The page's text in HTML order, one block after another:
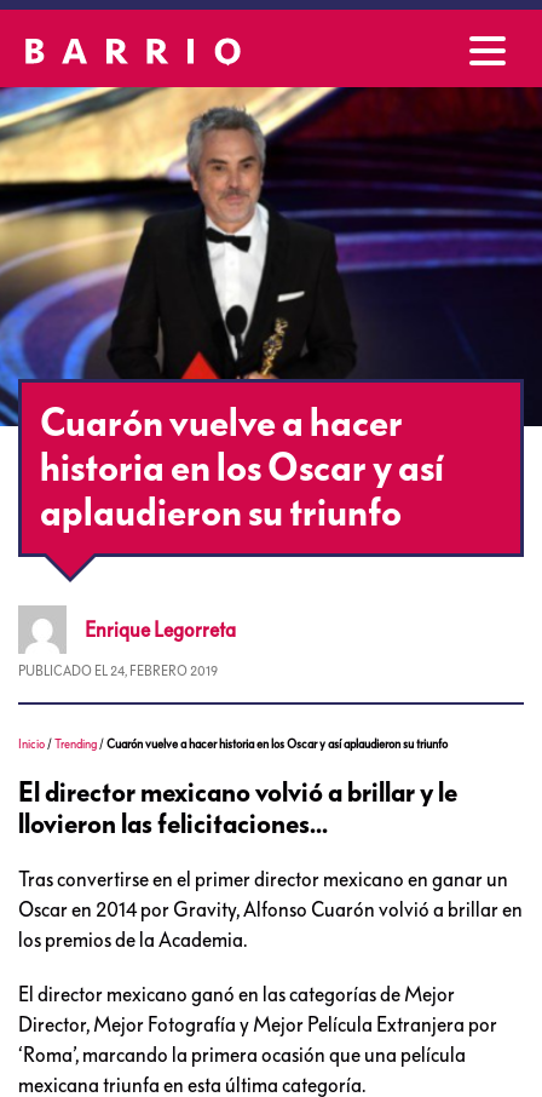
Cuarón vuelve a hacer
historia en los Oscar y así
aplaudieron su triunfo
Enrique Legorreta
PUBLICADO EL 24, FEBRERO 2019
Inicio /Trending /Cuarón vuelve a hacer historia en los Oscar y así aplaudieron su triunfo
El director mexicano volvió a brillar y le
llovieron las felicitaciones...
Tras convertirse en el primer director mexicano en ganar un
Oscar en 2014 por Gravity, Alfonso Cuarón volvió a brillar en
los premios de la Academia.
El director mexicano ganó en las categorías de Mejor
Director, Mejor Fotografía y Mejor Película Extranjera por
‘Roma’, marcando la primera ocasión que una película
mexicana triunfa en esta última categoría.